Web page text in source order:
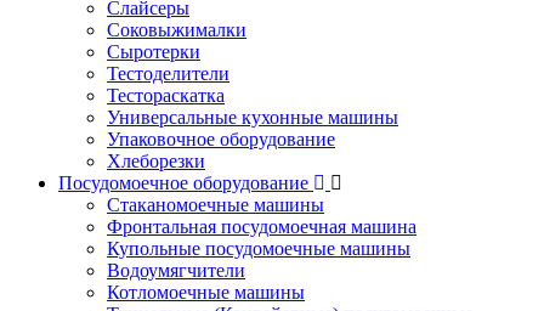
Слайсеры
Соковыжималки
Сыротерки
Тестоделители
Тестораскатка
Универсальные кухонные машины
Упаковочное оборудование
Хлеборезки
Посудомоечное оборудование
Стаканомоечные машины
Фронтальная посудомоечная машина
Купольные посудомоечные машины
Водоумягчители
Котломоечные машины